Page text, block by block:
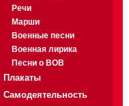
Речи
Марши
Военные песни
Военная лирика
Песни о ВОВ
Плакаты
Самодеятельность